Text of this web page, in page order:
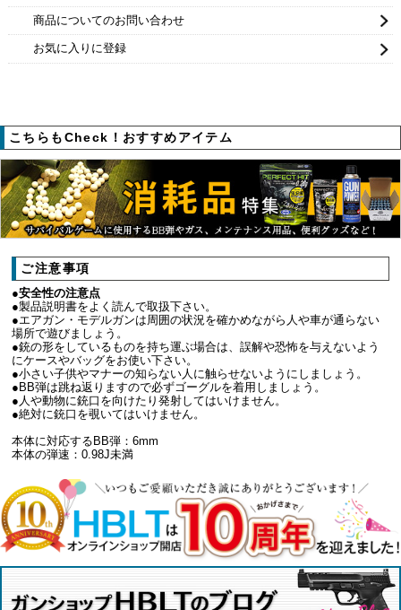
商品についてのお問い合わせ
お気に入りに登録
こちらもCheck！おすすめアイテム
ご注意事項
●安全性の注意点
●製品説明書をよく読んで取扱下さい。
●エアガン・モデルガンは周囲の状況を確かめながら人や車が通らない
場所で遊びましょう。
●銃の形をしているものを持ち運ぶ場合は、誤解や恐怖を与えないよう
にケースやバッグをお使い下さい。
●小さい子供やマナーの知らない人に触らせないようにしましょう。
●BB弾は跳ね返りますので必ずゴーグルを着用しましょう。
●人や動物に銃口を向けたり発射してはいけません。
●絶対に銃口を覗いてはいけません。
本体に対応するBB弾：6mm
本体の弾速：0.98J未満